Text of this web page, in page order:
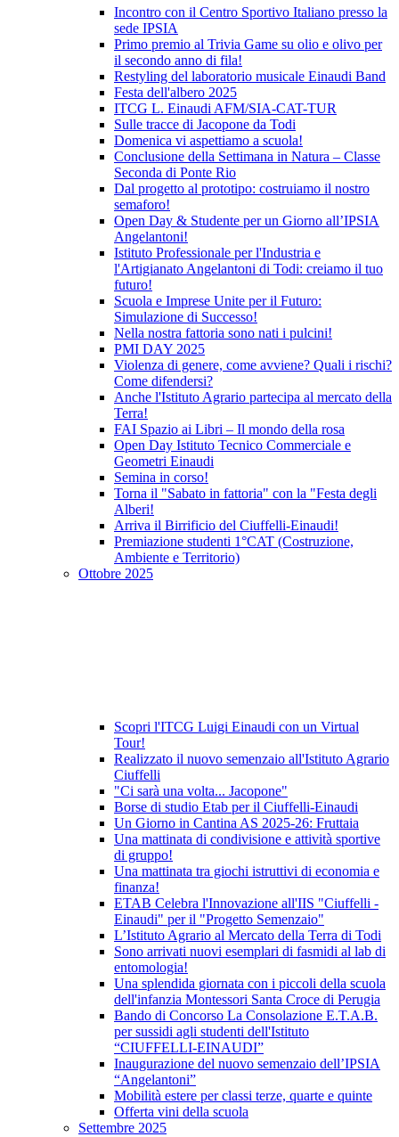
Incontro con il Centro Sportivo Italiano presso la
sede IPSIA
Primo premio al Trivia Game su olio e olivo per
il secondo anno di fila!
Restyling del laboratorio musicale Einaudi Band
Festa dell'albero 2025
ITCG L. Einaudi AFM/SIA-CAT-TUR
Sulle tracce di Jacopone da Todi
Domenica vi aspettiamo a scuola!
Conclusione della Settimana in Natura – Classe
Seconda di Ponte Rio
Dal progetto al prototipo: costruiamo il nostro
semaforo!
Open Day & Studente per un Giorno all’IPSIA
Angelantoni!
Istituto Professionale per l'Industria e
l'Artigianato Angelantoni di Todi: creiamo il tuo
futuro!
Scuola e Imprese Unite per il Futuro:
Simulazione di Successo!
Nella nostra fattoria sono nati i pulcini!
PMI DAY 2025
Violenza di genere, come avviene? Quali i rischi?
Come difendersi?
Anche l'Istituto Agrario partecipa al mercato della
Terra!
FAI Spazio ai Libri – Il mondo della rosa
Open Day Istituto Tecnico Commerciale e
Geometri Einaudi
Semina in corso!
Torna il "Sabato in fattoria" con la "Festa degli
Alberi!
Arriva il Birrificio del Ciuffelli-Einaudi!
Premiazione studenti 1°CAT (Costruzione,
Ambiente e Territorio)
Ottobre 2025
Scopri l'ITCG Luigi Einaudi con un Virtual
Tour!
Realizzato il nuovo semenzaio all'Istituto Agrario
Ciuffelli
"Ci sarà una volta... Jacopone"
Borse di studio Etab per il Ciuffelli-Einaudi
Un Giorno in Cantina AS 2025-26: Fruttaia
Una mattinata di condivisione e attività sportive
di gruppo!
Una mattinata tra giochi istruttivi di economia e
finanza!
ETAB Celebra l'Innovazione all'IIS "Ciuffelli -
Einaudi" per il "Progetto Semenzaio"
L’Istituto Agrario al Mercato della Terra di Todi
Sono arrivati nuovi esemplari di fasmidi al lab di
entomologia!
Una splendida giornata con i piccoli della scuola
dell'infanzia Montessori Santa Croce di Perugia
Bando di Concorso La Consolazione E.T.A.B.
per sussidi agli studenti dell'Istituto
“CIUFFELLI-EINAUDI”
Inaugurazione del nuovo semenzaio dell’IPSIA
“Angelantoni”
Mobilità estere per classi terze, quarte e quinte
Offerta vini della scuola
Settembre 2025